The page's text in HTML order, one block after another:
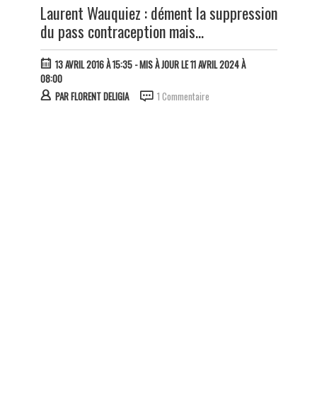
Laurent Wauquiez : dément la suppression
du pass contraception mais...
13 AVRIL 2016 À 15:35- MIS À JOUR LE 11 AVRIL 2024 À
08:00
PARFLORENT DELIGIA 1 Commentaire